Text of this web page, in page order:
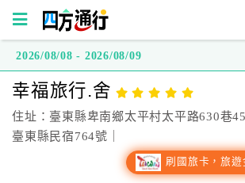
方
通
行
2026/08/08 - 2026/08/09
幸福旅行.舍
住址：臺東縣卑南鄉太平村太平路630巷
臺東縣民宿764號｜
刷國旅卡，旅遊